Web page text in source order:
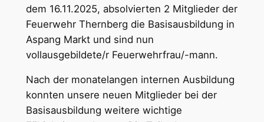
dem 16.11.2025, absolvierten 2 Mitglieder der
Feuerwehr Thernberg die Basisausbildung in
Aspang Markt und sind nun
vollausgebildete/r Feuerwehrfrau/-mann.
Nach der monatelangen internen Ausbildung
konnten unsere neuen Mitglieder bei der
Basisausbildung weitere wichtige